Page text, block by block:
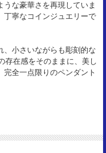
な豪華さを再現していま
丁寧なコインジュエリーで
小さいながらも彫刻的な
存在感をそのままに、美し
全一点限りのペンダント